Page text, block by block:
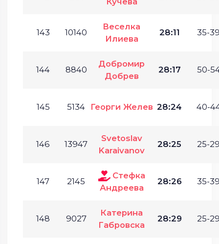
143 10140
Веселка
Илиева
28:11 35-
144 8840
Добромир
Добрев
28:17 50-
145 5134 Георги Желев 28:24 40-
146 13947
Svetoslav
Karaivanov
28:25 25-
147 2145
Стефка
Андреева
28:26 35-
148 9027
Катерина
Габровска
28:29 25-